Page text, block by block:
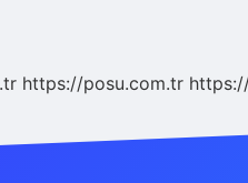
https://posu.com.tr